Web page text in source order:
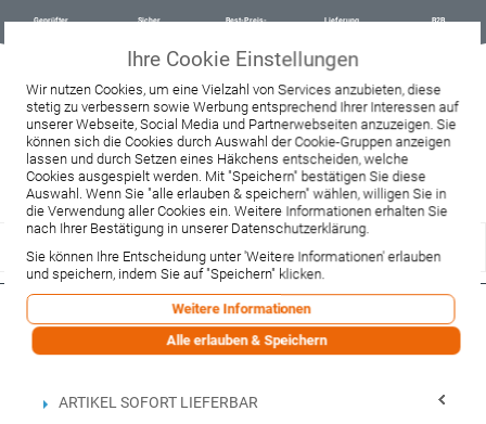
Geprüfter
Sicher
Best-Preis-
Lieferung
B2B
+49 37467 66944
Montag - Freitag:
10:00 - 12:00 Uhr
13:00 - 16:00 Uhr
Samstag:
9:00 - 12:00 Uhr
Lieferzeitanfrage Widerruf
Filtern nach
ARTIKEL SOFORT LIEFERBAR
Ihre Cookie Einstellungen
Wir nutzen Cookies, um eine Vielzahl von Services anzubieten, diese
stetig zu verbessern sowie Werbung entsprechend Ihrer Interessen auf
unserer Webseite, Social Media und Partnerwebseiten anzuzeigen. Sie
können sich die Cookies durch Auswahl der Cookie-Gruppen anzeigen
lassen und durch Setzen eines Häkchens entscheiden, welche
Cookies ausgespielt werden. Mit "Speichern" bestätigen Sie diese
Auswahl. Wenn Sie "alle erlauben & speichern" wählen, willigen Sie in
die Verwendung aller Cookies ein. Weitere Informationen erhalten Sie
nach Ihrer Bestätigung in unserer Datenschutzerklärung.
Sie können Ihre Entscheidung unter 'Weitere Informationen' erlauben
und speichern, indem Sie auf "Speichern" klicken.
Weitere Informationen
Alle erlauben & Speichern